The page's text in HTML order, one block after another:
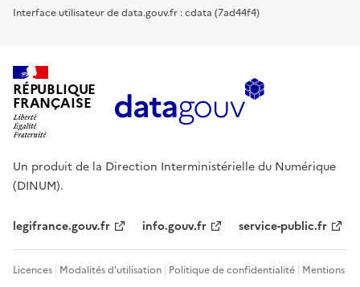
Interface utilisateur de data.gouv.fr : cdata (7ad44f4)
RÉPUBLIQUE
FRANÇAISE
Un produit de la Direction Interministérielle du Numérique
(DINUM).
legifrance.gouv.fr info.gouv.fr service-public.fr
Licences Modalités d'utilisation Politique de confidentialité Mentions